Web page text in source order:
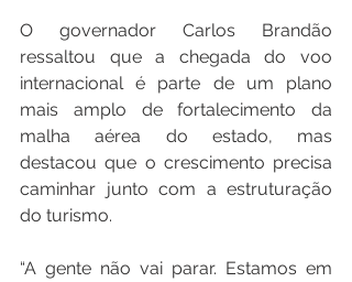
O governador Carlos Brandão
ressaltou que a chegada do voo
internacional é parte de um plano
mais amplo de fortalecimento da
malha aérea do estado, mas
destacou que o crescimento precisa
caminhar junto com a estruturação
do turismo.
“A gente não vai parar. Estamos em